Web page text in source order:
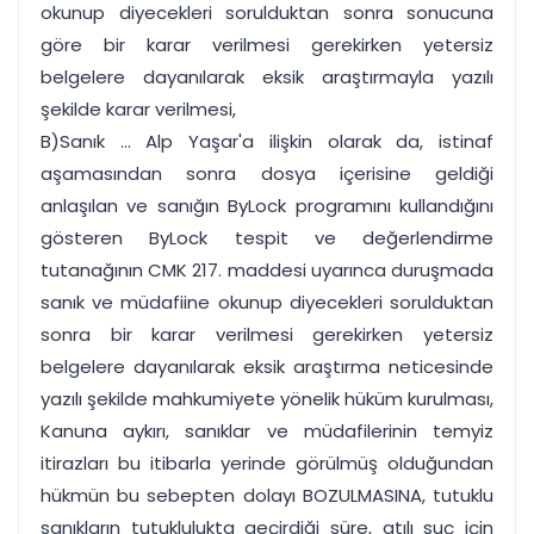
okunup diyecekleri sorulduktan sonra sonucuna
göre bir karar verilmesi gerekirken yetersiz
belgelere dayanılarak eksik araştırmayla yazılı
şekilde karar verilmesi,
B)Sanık ... Alp Yaşar'a ilişkin olarak da, istinaf
aşamasından sonra dosya içerisine geldiği
anlaşılan ve sanığın ByLock programını kullandığını
gösteren ByLock tespit ve değerlendirme
tutanağının CMK 217. maddesi uyarınca duruşmada
sanık ve müdafiine okunup diyecekleri sorulduktan
sonra bir karar verilmesi gerekirken yetersiz
belgelere dayanılarak eksik araştırma neticesinde
yazılı şekilde mahkumiyete yönelik hüküm kurulması,
Kanuna aykırı, sanıklar ve müdafilerinin temyiz
itirazları bu itibarla yerinde görülmüş olduğundan
hükmün bu sebepten dolayı BOZULMASINA, tutuklu
sanıkların tutuklulukta geçirdiği süre, atılı suç için